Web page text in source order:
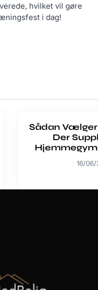
hvilket vil gøre
i dag!
Sådan Vælger
Der
16/